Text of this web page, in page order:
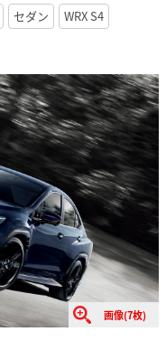
セダン
WRX S4
画像(7枚)